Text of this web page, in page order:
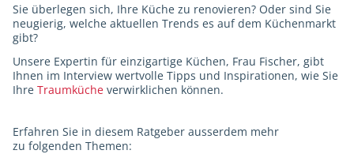
Sie überlegen sich, Ihre Küche zu renovieren? Oder sind Sie
neugierig, welche aktuellen Trends es auf dem Küchenmarkt
gibt?
Unsere Expertin für einzigartige Küchen, Frau Fischer, gibt
Ihnen im Interview wertvolle Tipps und Inspirationen, wie Sie
Ihre Traumküche verwirklichen können.
Erfahren Sie in diesem Ratgeber ausserdem mehr
zu folgenden Themen: